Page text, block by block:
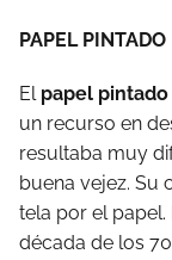
PAPEL PINTADO
El papel pintado
un recurso en
resultaba muy
buena vejez. Su
tela por el papel.
década de los